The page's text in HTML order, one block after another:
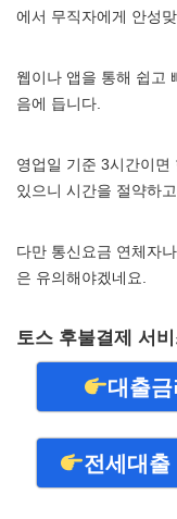
에서 무직자에게 안성
웹이나 앱을 통해 쉽고
음에 듭니다.
영업일 기준 3시간이
있으니 시간을 절약하
다만 통신요금 연체자
은 유의해야겠네요.
토스 후불결제 서
대출금
전세대출